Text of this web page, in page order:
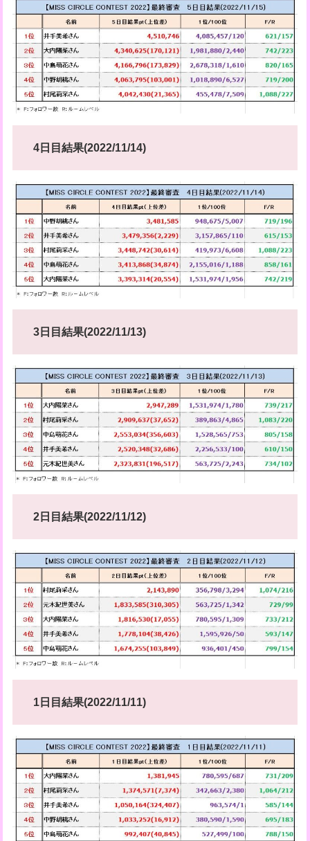
4日目結果(2022/11/14)
3日目結果(2022/11/13)
2日目結果(2022/11/12)
1日目結果(2022/11/11)